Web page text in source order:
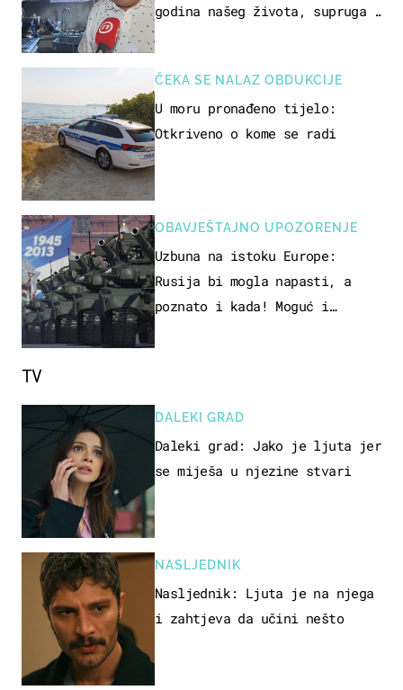
godina našeg života, supruga i
ČEKA SE NALAZ OBDUKCIJE
U moru pronađeno tijelo:
Otkriveno o kome se radi
OBAVJEŠTAJNO UPOZORENJE
Uzbuna na istoku Europe:
Rusija bi mogla napasti, a
poznato i kada! Moguć i
TV
DALEKI GRAD
Daleki grad: Jako je ljuta jer
se miješa u njezine stvari
NASLJEDNIK
Nasljednik: Ljuta je na njega
i zahtjeva da učini nešto